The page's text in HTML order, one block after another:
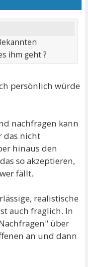
ihm geht ?
persönlich würde
nachfragen kann
das nicht
hinaus den
so akzeptieren,
fällt.
realistische
auch fraglich. In
über
an und dann